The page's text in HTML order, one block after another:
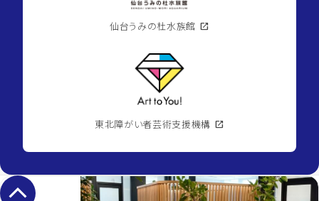
仙台うみの杜水族館 open_in_new
東北障がい者芸術支援機構 open_in_new